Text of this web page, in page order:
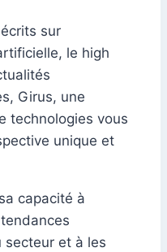
sur
le high
Girus, une
technologies vous
unique et
capacité à
secteur et à les